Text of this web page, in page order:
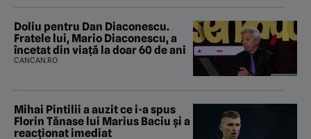
Doliu pentru Dan Diaconescu.
Fratele lui, Mario Diaconescu, a
încetat din viață la doar 60 de ani
CANCAN.RO
Mihai Pintilii a auzit ce i-a spus
Florin Tănase lui Marius Baciu și a
reacționat imediat